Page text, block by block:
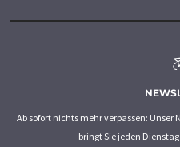
Ab sofort nichts mehr verpassen:
bringt Sie jeden